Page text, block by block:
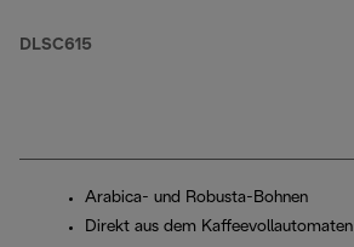
DLSC615
Arabica- und Robusta-Bohnen
Direkt aus dem Kaffeevollautomaten